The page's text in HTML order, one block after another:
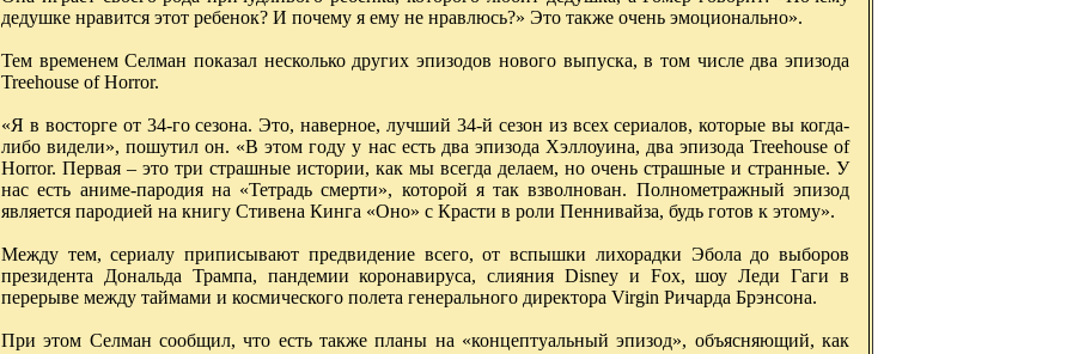
дедушке нравится этот ребенок? И почему я ему не нравлюсь?» Это также очень эмоционально».
Тем временем Селман показал несколько других эпизодов нового выпуска, в том числе два эпизода
Treehouse of Horror.
«Я в восторге от 34-го сезона. Это, наверное, лучший 34-й сезон из всех сериалов, которые вы когда-
либо видели», пошутил он. «В этом году у нас есть два эпизода Хэллоуина, два эпизода Treehouse of
Horror. Первая – это три страшные истории, как мы всегда делаем, но очень страшные и странные. У
нас есть аниме-пародия на «Тетрадь смерти», которой я так взволнован. Полнометражный эпизод
является пародией на книгу Стивена Кинга «Оно» с Красти в роли Пеннивайза, будь готов к этому».
Между тем, сериалу приписывают предвидение всего, от вспышки лихорадки Эбола до выборов
президента Дональда Трампа, пандемии коронавируса, слияния Disney и Fox, шоу Леди Гаги в
перерыве между таймами и космического полета генерального директора Virgin Ричарда Брэнсона.
При этом Селман сообщил, что есть также планы на «концептуальный эпизод», объясняющий, как